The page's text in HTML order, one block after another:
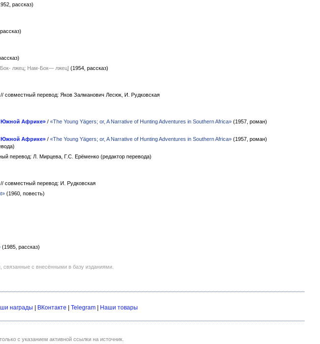
рассказ)
лжец; Нам-Бок— лжец] (1954, рассказ)
// совместный перевод: Яков Залманович Лесюк, И. Рудковская
Южной Африке» / «The Young Yägers; or, A Narrative of Hunting Adventures in Southern Africa» (1957, роман)
Южной Африке» / «The Young Yägers; or, A Narrative of Hunting Adventures in Southern Africa» (1957, роман)
перевод: Л. Мирцева, Г.С. Ерёменко (редактор перевода)
// совместный перевод: И. Рудковская
(1960, повесть)
(1985, рассказ)
с внесёнными в базу изданиями.
награды ВКонтакте Telegram Наши товары
с указанием активной ссылки на источник.